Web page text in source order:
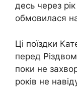
десь через
обмовилася
Ці поїздки
перед
поки не
років не